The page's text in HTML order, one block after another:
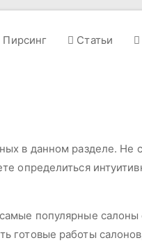
Пирсинг Статьи
в данном разделе. Не
определиться
популярные
готовые работы